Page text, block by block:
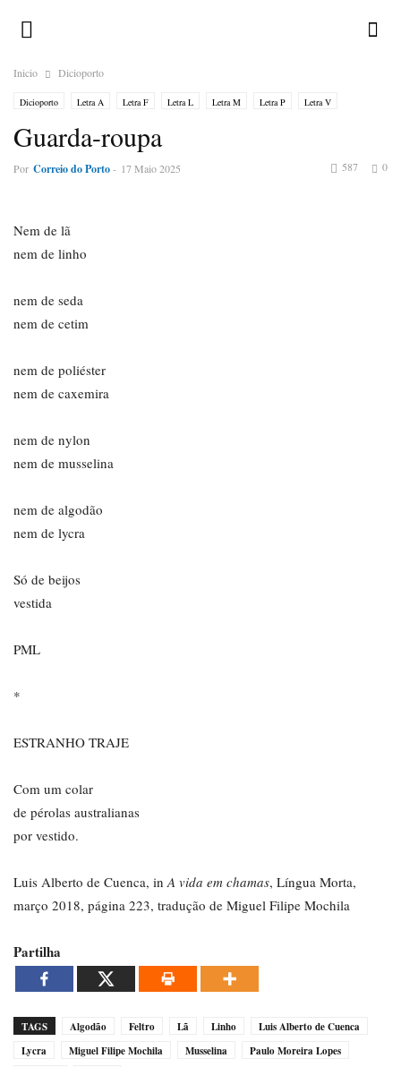
Inicio Dicioporto
Dicioporto Letra A Letra F Letra L Letra M Letra P Letra V
Guarda-roupa
Por Correio do Porto- 17 Maio 2025 0
587
Nem de lã
nem de linho
nem de seda
nem de cetim
nem de poliéster
nem de caxemira
nem de nylon
nem de musselina
nem de algodão
nem de lycra
Só de beijos
vestida
PML
*
ESTRANHO TRAJE
Com um colar
de pérolas australianas
por vestido.
Luis Alberto de Cuenca, inA vida em chamas, Língua Morta,
março 2018, página 223, tradução de Miguel Filipe Mochila
Partilha
TAGS Algodão Feltro Lã Linho
Luis Alberto de Cuenca
Lycra
Miguel Filipe Mochila Musselina
Paulo Moreira Lopes